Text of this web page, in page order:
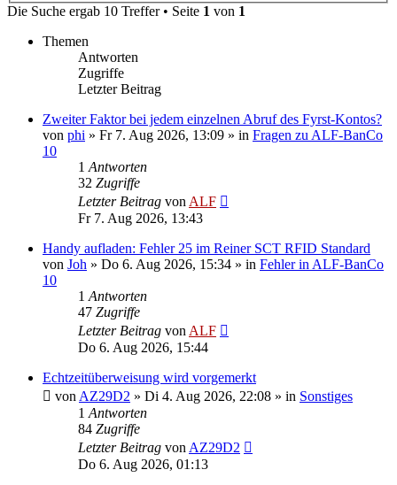
Die Suche ergab 10 Treffer • Seite 1 von 1
Themen
Antworten
Zugriffe
Letzter Beitrag
Zweiter Faktor bei jedem einzelnen Abruf des Fyrst-Kontos?
von phi » Fr 7. Aug 2026, 13:09 » in Fragen zu ALF-BanCo
10
1 Antworten
32 Zugriffe
Letzter Beitrag von ALF
Fr 7. Aug 2026, 13:43
Handy aufladen: Fehler 25 im Reiner SCT RFID Standard
von Joh » Do 6. Aug 2026, 15:34 » in Fehler in ALF-BanCo
10
1 Antworten
47 Zugriffe
Letzter Beitrag von ALF
Do 6. Aug 2026, 15:44
Echtzeitüberweisung wird vorgemerkt
von AZ29D2 » Di 4. Aug 2026, 22:08 » in Sonstiges
1 Antworten
84 Zugriffe
Letzter Beitrag von AZ29D2
Do 6. Aug 2026, 01:13